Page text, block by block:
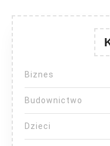
Biznes
Budownictwo
Dzieci